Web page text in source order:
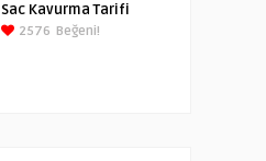
Sac Kavurma Tarifi
2576 Beğeni!